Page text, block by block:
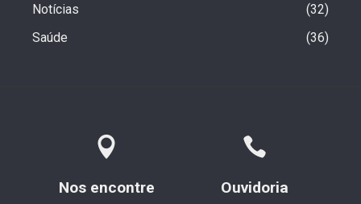
Notícias
32
Saúde
36
Nos encontre Ouvidoria